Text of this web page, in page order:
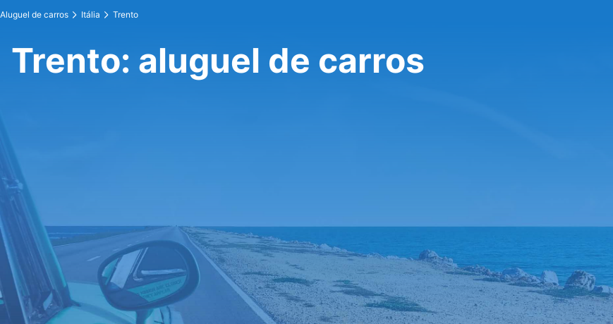
Aluguel de carros Itália Trento
Trento: aluguel de carros